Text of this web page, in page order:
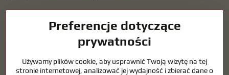
harmonijne środowisko sprzyjające relaksowi i życiu zwierząt
wodnych. Odpowiednia technologia, filtracja i regularna
konserwacja są kluczem do czystej wody i zdrowego stawu przez
naszego życia.
Preferencje dotyczące
prywatności
Używamy plików cookie, aby usprawnić Twoją wizytę na tej
stronie internetowej, analizować jej wydajność i zbierać dane o